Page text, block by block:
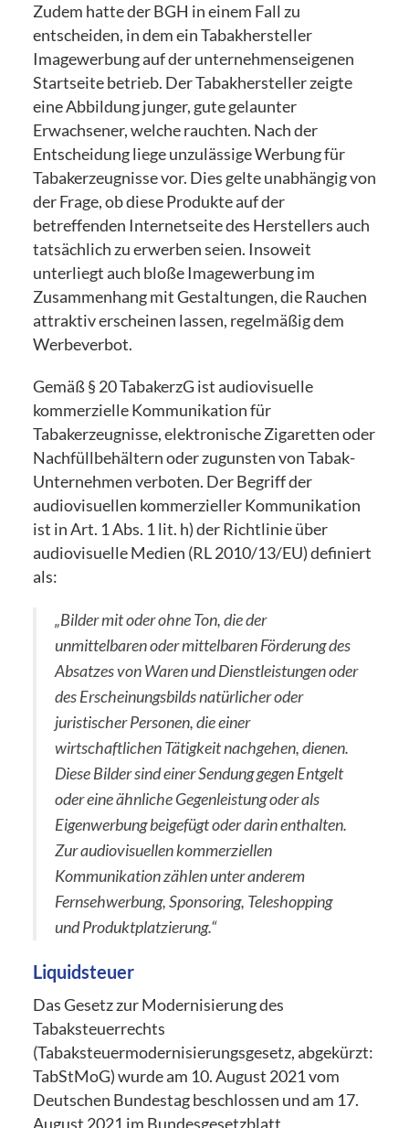
Zudem hatte der BGH in einem Fall zu
entscheiden, in dem ein Tabakhersteller
Imagewerbung auf der unternehmenseigenen
Startseite betrieb. Der Tabakhersteller zeigte
eine Abbildung junger, gute gelaunter
Erwachsener, welche rauchten. Nach der
Entscheidung liege unzulässige Werbung für
Tabakerzeugnisse vor. Dies gelte unabhängig von
der Frage, ob diese Produkte auf der
betreffenden Internetseite des Herstellers auch
tatsächlich zu erwerben seien. Insoweit
unterliegt auch bloße Imagewerbung im
Zusammenhang mit Gestaltungen, die Rauchen
attraktiv erscheinen lassen, regelmäßig dem
Werbeverbot.
Gemäß § 20 TabakerzG ist audiovisuelle
kommerzielle Kommunikation für
Tabakerzeugnisse, elektronische Zigaretten oder
Nachfüllbehältern oder zugunsten von Tabak-
Unternehmen verboten. Der Begriff der
audiovisuellen kommerzieller Kommunikation
ist in Art. 1 Abs. 1 lit. h) der Richtlinie über
audiovisuelle Medien (RL 2010/13/EU) definiert
als:
„Bilder mit oder ohne Ton, die der
unmittelbaren oder mittelbaren För­derung des
Absatzes von Waren und Dienstleistungen oder
des Erscheinungsbilds natürlicher oder
juristischer Personen, die einer
wirtschaftlichen Tätigkeit nachgehen, dienen.
Diese Bilder sind einer Sendung gegen Entgelt
oder eine ähnliche Gegenleistung oder als
Eigenwerbung beigefügt oder darin enthalten.
Zur audiovisuellen kommerziellen
Kommunika­tion zählen unter anderem
Fernsehwerbung, Sponsoring, Teleshopping
und Produktplatzierung.“
Liquidsteuer
Das Gesetz zur Modernisierung des
Tabaksteuerrechts
(Tabaksteuermodernisierungsgesetz, abgekürzt:
TabStMoG) wurde am 10. August 2021 vom
Deutschen Bundestag beschlossen und am 17.
August 2021 im Bundesgesetzblatt